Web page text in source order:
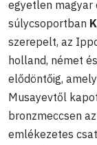
egyetlen
súlycsoportban
szerepelt, az
holland, német
elődöntőig,
Musayevtől
bronzmeccsen
emlékezetes